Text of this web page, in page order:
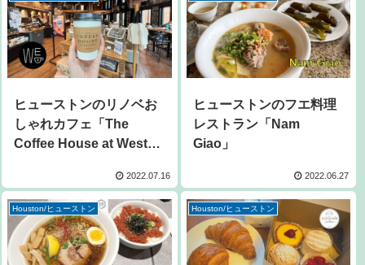
ヒューストンのリノベお
しゃれカフェ「The
Coffee House at West
2022.07.16
ヒューストンのフエ料理
レストラン「Nam
Giao」
2022.06.27
Houston/ヒューストン Houston/ヒューストン